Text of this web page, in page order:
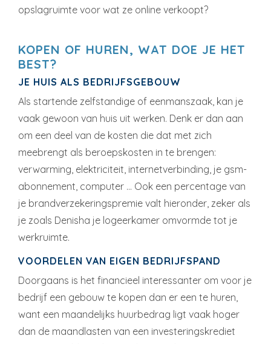
opslagruimte voor wat ze online verkoopt?
KOPEN OF HUREN, WAT DOE JE HET
BEST?
JE HUIS ALS BEDRIJFSGEBOUW
Als startende zelfstandige of eenmanszaak, kan je
vaak gewoon van huis uit werken. Denk er dan aan
om een deel van de kosten die dat met zich
meebrengt als beroepskosten in te brengen:
verwarming, elektriciteit, internetverbinding, je gsm-
abonnement, computer … Ook een percentage van
je brandverzekeringspremie valt hieronder, zeker als
je zoals Denisha je logeerkamer omvormde tot je
werkruimte.
VOORDELEN VAN EIGEN BEDRIJFSPAND
Doorgaans is het financieel interessanter om voor je
bedrijf een gebouw te kopen dan er een te huren,
want een maandelijks huurbedrag ligt vaak hoger
dan de maandlasten van een investeringskrediet